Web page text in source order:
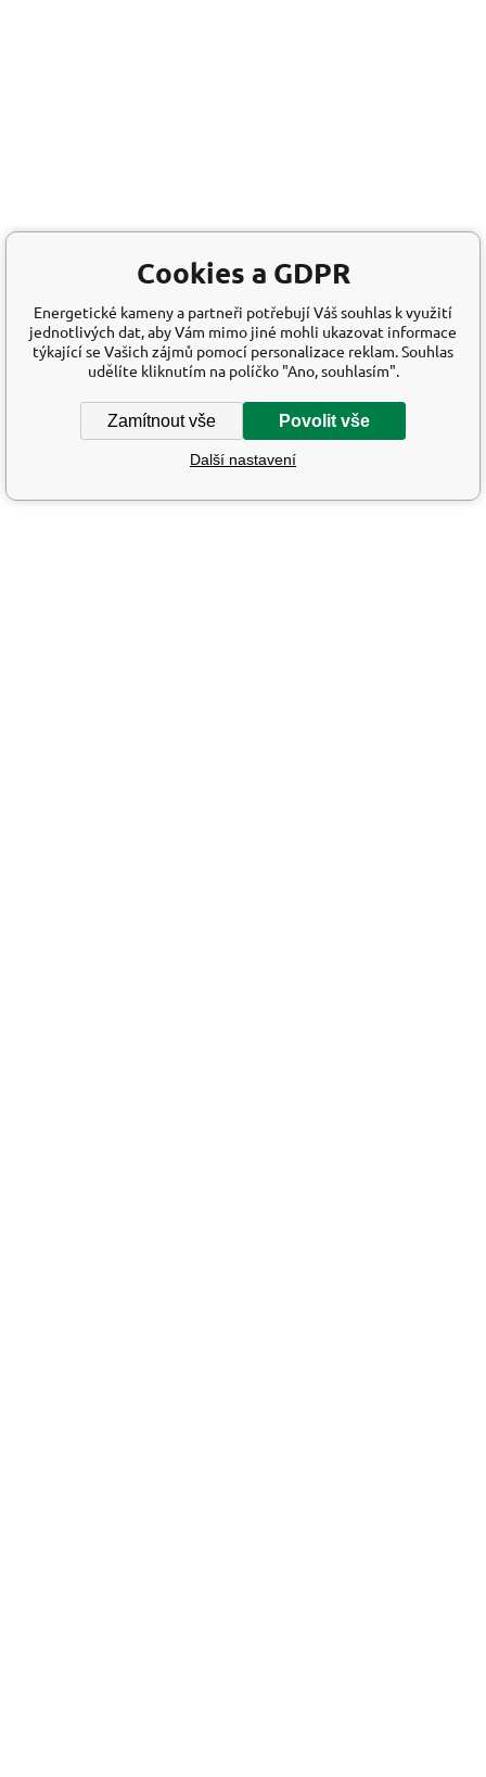
Cookies a GDPR
Energetické kameny a partneři potřebují Váš souhlas k využití
jednotlivých dat, aby Vám mimo jiné mohli ukazovat informace
týkající se Vašich zájmů pomocí personalizace reklam. Souhlas
udělíte kliknutím na políčko "Ano, souhlasím".
Zamítnout vše Povolit vše
Další nastavení